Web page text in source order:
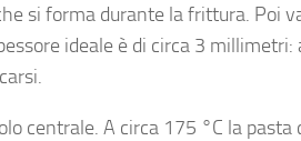
si forma durante la frittura. Poi
ideale è di circa 3
centrale. A circa 175 °C la